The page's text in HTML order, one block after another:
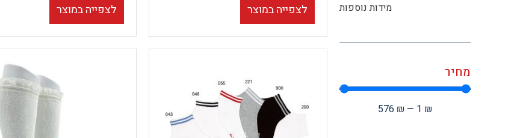
מידות נוספות
מחיר
₪
1
—
₪
576
לצפייה במוצר לצפייה במוצר